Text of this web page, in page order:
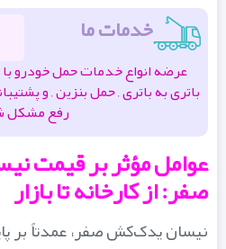
خدمات ما
عرضه انواع خدمات حمل خودرو با
رفع مشکل
عوامل مؤثر بر قیمت
صفر: از کارخانه تا بازار
نیسان یدک‌کش صفر، عمدتاً بر